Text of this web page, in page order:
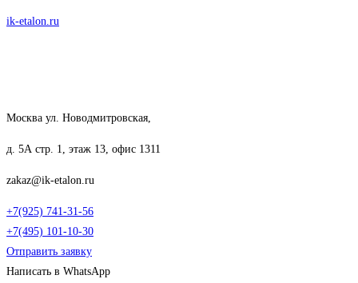
Перейти
ik-etalon.ru
Москва ул. Новодмитровская,
д. 5А стр. 1, этаж 13, офис 1311
zakaz@ik-etalon.ru
+7(925) 741-31-56
+7(495) 101-10-30
Отправить заявку
Написать в WhatsApp